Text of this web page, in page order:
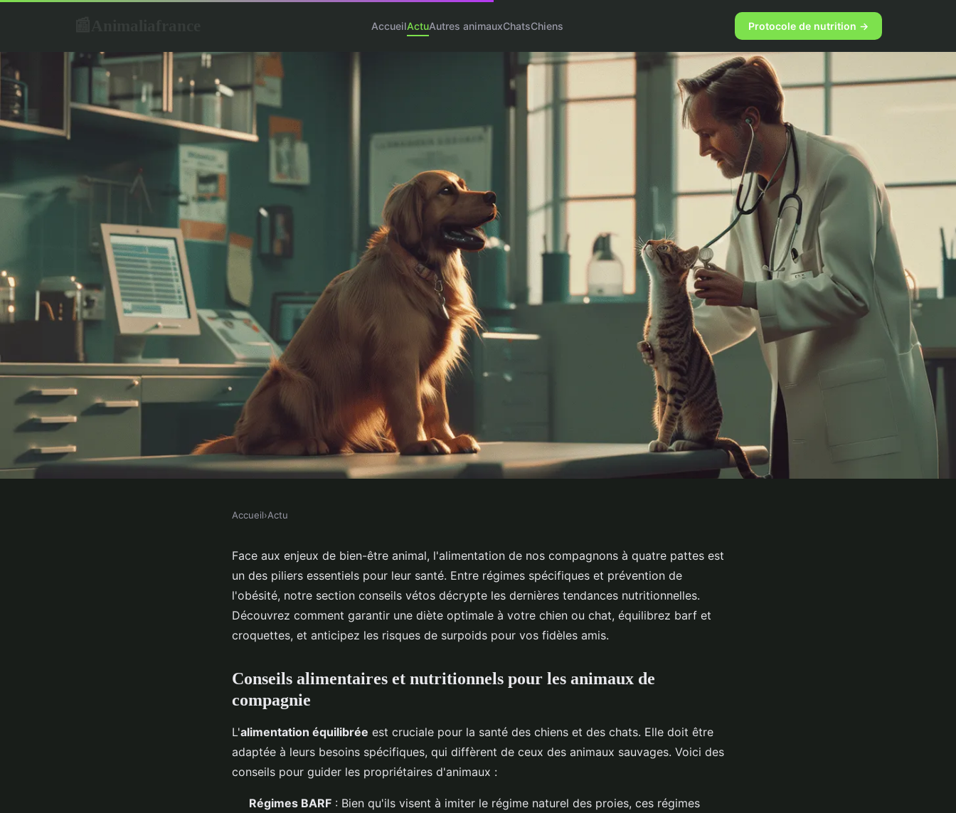
AccueilActuAutres animauxChatsChiens Protocole de nutrition →
Dernières actualités chiens et chats :
Accueil›Actu
Face aux enjeux de bien-être animal, l'alimentation de nos compagnons à quatre pattes est
un des piliers essentiels pour leur santé. Entre régimes spécifiques et prévention de
l'obésité, notre section conseils vétos décrypte les dernières tendances nutritionnelles.
Découvrez comment garantir une diète optimale à votre chien ou chat, équilibrez barf et
croquettes, et anticipez les risques de surpoids pour vos fidèles amis.
Conseils alimentaires et nutritionnels pour les animaux de
compagnie
L'alimentation équilibrée est cruciale pour la santé des chiens et des chats. Elle doit être
adaptée à leurs besoins spécifiques, qui diffèrent de ceux des animaux sauvages. Voici des
conseils pour guider les propriétaires d'animaux :
Régimes BARF : Bien qu'ils visent à imiter le régime naturel des proies, ces régimes